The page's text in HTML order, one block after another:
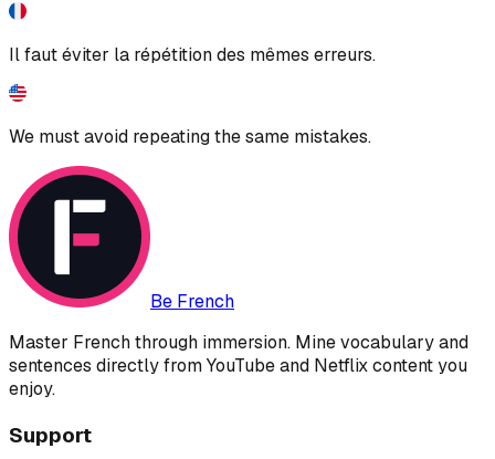
Il faut éviter la répétition des mêmes erreurs.
We must avoid repeating the same mistakes.
Be French
Master French through immersion. Mine vocabulary and
sentences directly from YouTube and Netflix content you
enjoy.
Support